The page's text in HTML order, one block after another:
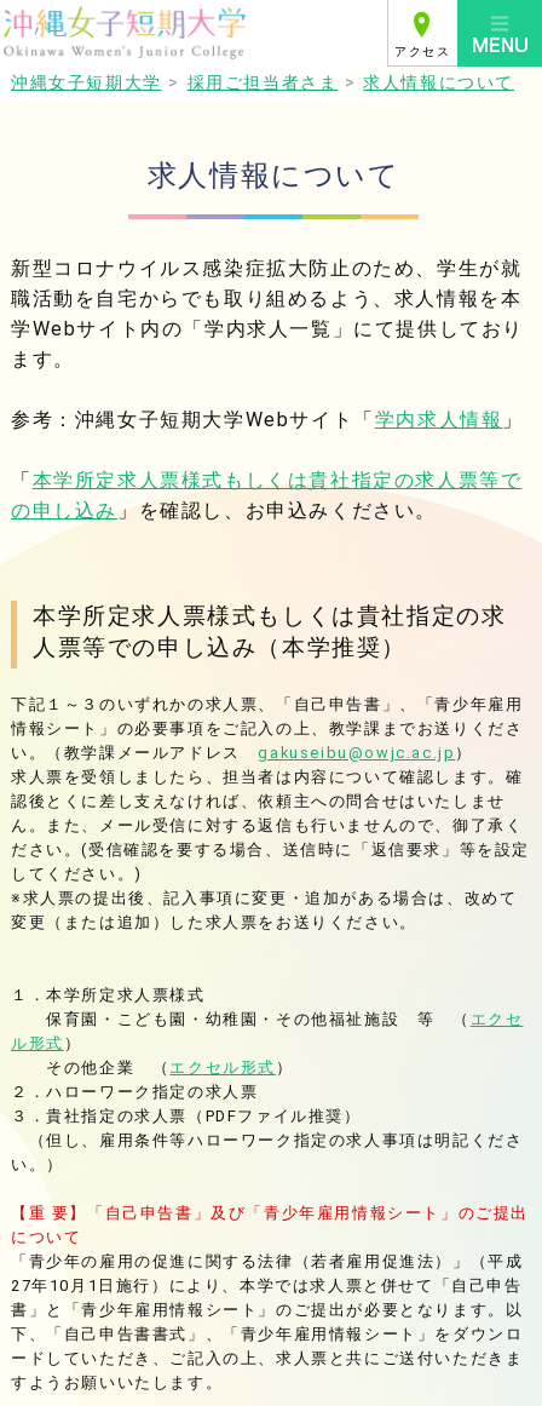
アクセス
沖縄女子短期大学 > 採用ご担当者さま > 求人情報について
求人情報について
新型コロナウイルス感染症拡大防止のため、学生が就
職活動を自宅からでも取り組めるよう、求人情報を本
学Webサイト内の「学内求人一覧」にて提供しており
ます。
参考：沖縄女子短期大学Webサイト「学内求人情報 」
「本学所定求人票様式もしくは貴社指定の求人票等で
の申し込み」を確認し、お申込みください。
本学所定求人票様式もしくは貴社指定の求
人票等での申し込み（本学推奨）
下記１～３のいずれかの求人票、「自己申告書」、「青少年雇用
情報シート」の必要事項をご記入の上、教学課までお送りくださ
い。（教学課メールアドレスgakuseibu@owjc.ac.jp ）
求人票を受領しましたら、担当者は内容について確認します。確
認後とくに差し支えなければ、依頼主への問合せはいたしませ
ん。また、メール受信に対する返信も行いませんので、御了承く
ださい。(受信確認を要する場合、送信時に「返信要求」等を設定
してください。)
※求人票の提出後、記入事項に変更・追加がある場合は、改めて
変更（または追加）した求人票をお送りください。
１．本学所定求人票様式
保育園・こども園・幼稚園・その他福祉施設 等 （ エクセ
ル形式 ）
その他企業 （ エクセル形式 ）
２．ハローワーク指定の求人票
３．貴社指定の求人票（PDFファイル推奨）
（但し、雇用条件等ハローワーク指定の求人事項は明記くださ
い。）
【重 要】「自己申告書」及び「青少年雇用情報シート」のご提出
について
「青少年の雇用の促進に関する法律（若者雇用促進法）」（平成
27年10月1日施行）により、本学では求人票と併せて「自己申告
書」と「青少年雇用情報シート」のご提出が必要となります。以
下、「自己申告書書式」、「青少年雇用情報シート」をダウンロ
ードしていただき、ご記入の上、求人票と共にご送付いただきま
すようお願いいたします。